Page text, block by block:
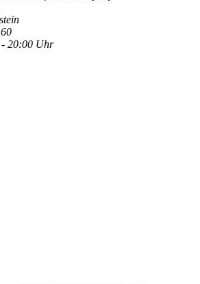
20:00 Uhr